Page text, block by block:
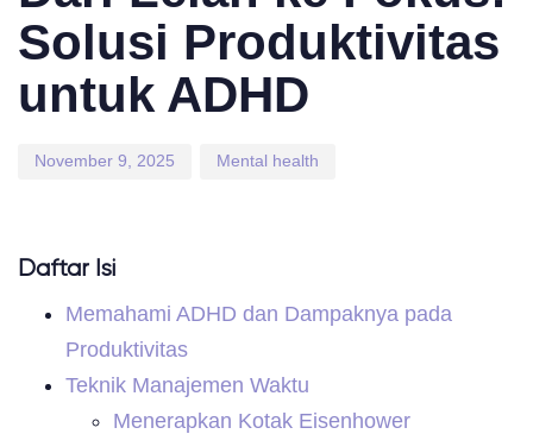
Solusi Produktivitas
untuk ADHD
November 9, 2025 Mental health
Daftar Isi
Memahami ADHD dan Dampaknya pada
Produktivitas
Teknik Manajemen Waktu
Menerapkan Kotak Eisenhower